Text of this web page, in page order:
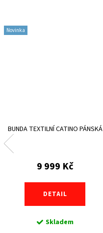
Novinka
BUNDA TEXTILNÍ CATINO PÁNSKÁ
9 999 Kč
DETAIL
Skladem